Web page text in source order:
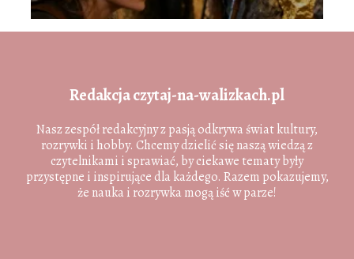
Redakcja czytaj-na-walizkach.pl
Nasz zespół redakcyjny z pasją odkrywa świat kultury,
rozrywki i hobby. Chcemy dzielić się naszą wiedzą z
czytelnikami i sprawiać, by ciekawe tematy były
przystępne i inspirujące dla każdego. Razem pokazujemy,
że nauka i rozrywka mogą iść w parze!